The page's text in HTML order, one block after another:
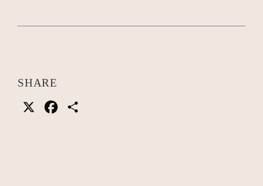
SHARE
X Facebook